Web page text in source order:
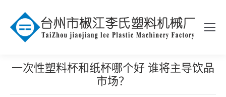
一次性塑料杯和纸杯哪个好 谁将主导饮品
市场？